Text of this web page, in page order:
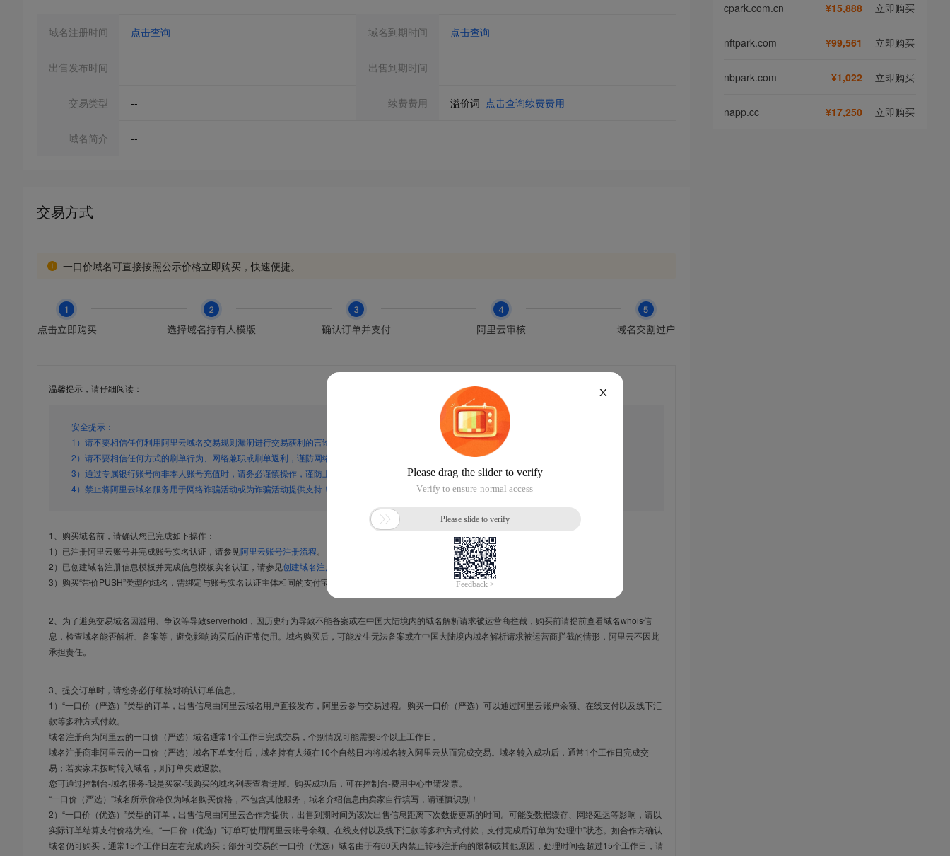
域名注册时间 点击查询 域名到期时间 点击查询
出售发布时间 -- 出售到期时间 --
交易类型 -- 续费费用 溢价词 点击查询续费费用
域名简介 --
交易方式
一口价域名可直接按照公示价格立即购买，快速便捷。
温馨提示，请仔细阅读：
安全提示：
1）请不要相信任何利用阿里云域名交易规则漏洞进行交易获利的言论，谨防上当受骗！
2）请不要相信任何方式的刷单行为、网络兼职或刷单返利，谨防网络诈骗！
3）通过专属银行账号向非本人账号充值时，请务必谨慎操作，谨防上当受骗！
4）禁止将阿里云域名服务用于网络诈骗活动或为诈骗活动提供支持！
1、购买域名前，请确认您已完成如下操作：
1）已注册阿里云账号并完成账号实名认证，请参见阿里云账号注册流程
2）已创建域名注册信息模板并完成信息模板实名认证，请参见创建域名注册信息模板
3）购买“带价PUSH”类型的域名，需绑定与账号实名认证主体相同的支付宝，进入
完成绑定。
2、为了避免交易域名因滥用、争议等导致serverhold，因历史行为导致不能备案或在中国大陆境内的域名解析请求被运营商拦截，购买前请提前查看域名whois信
息，检查域名能否解析、备案等，避免影响购买后的正常使用。域名购买后，可能发生无法备案或在中国大陆境内域名解析请求被运营商拦截的情形，阿里云不因此
承担责任。
3、提交订单时，请您务必仔细核对确认订单信息。
1）“一口价（严选）”类型的订单，出售信息由阿里云域名用户直接发布，阿里云参与交易过程。购买一口价（严选）可以通过阿里云账户余额、在线支付以及线下汇
款等多种方式付款。
域名注册商为阿里云的一口价（严选）域名通常1个工作日完成交易，个别情况可能需要5个以上工作日。
域名注册商非阿里云的一口价（严选）域名下单支付后，域名持有人须在10个自然日内将域名转入阿里云从而完成交易。域名转入成功后，通常1个工作日完成交
易；若卖家未按时转入域名，则订单失败退款。
您可通过控制台-域名服务-我是买家-我购买的域名列表查看进展。购买成功后，可在控制台-费用中心申请发票。
“一口价（严选）”域名所示价格仅为域名购买价格，不包含其他服务，域名介绍信息由卖家自行填写，请谨慎识别！
2）“一口价（优选）”类型的订单，出售信息由阿里云合作方提供，出售到期时间为该次出售信息距离下次数据更新的时间。可能受数据缓存、网络延迟等影响，请以
实际订单结算支付价格为准。“一口价（优选）”订单可使用阿里云账号余额、在线支付以及线下汇款等多种方式付款，支付完成后订单为“处理中”状态。如合作方确认
域名仍可购买，通常15个工作日左右完成购买；部分可交易的一口价（优选）域名由于有60天内禁止转移注册商的限制或其他原因，处理时间会超过15个工作日，请
cpark.com.cn ¥15,888 立即购买
nftpark.com ¥99,561 立即购买
nbpark.com ¥1,022 立即购买
napp.cc ¥17,250 立即购买
X